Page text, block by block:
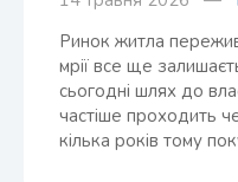
Ринок житла
мрії все ще
сьогодні шлях до
частіше проходить
кілька років тому